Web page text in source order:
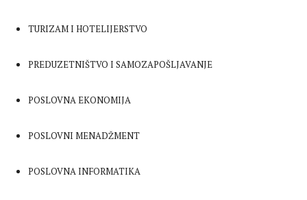
TURIZAM I HOTELIJERSTVO
PREDUZETNIŠTVO I SAMOZAPOŠLJAVANJE
POSLOVNA EKONOMIJA
POSLOVNI MENADŽMENT
POSLOVNA INFORMATIKA